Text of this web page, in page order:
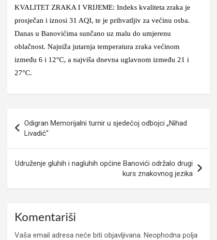
KVALITET ZRAKA I VRIJEME: Indeks kvaliteta zraka je
prosječan i iznosi 31 AQI, te je prihvatljiv za većinu osba.
Danas u Banovićima sunčano uz malu do umjerenu
oblačnost. Najniža jutarnja temperatura zraka većinom
između 6 i 12°C, a najviša dnevna uglavnom između 21 i
27°C.
članaka
Odigran Memorijalni turnir u sjedećoj odbojci „Nihad
Livadić“
Udruženje gluhih i nagluhih općine Banovići održalo drugi
kurs znakovnog jezika
Komentariši
Vaša email adresa neće biti objavljivana. Neophodna polja